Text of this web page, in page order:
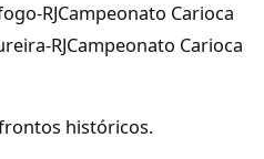
RJCampeonato Carioca
RJCampeonato Carioca
históricos.